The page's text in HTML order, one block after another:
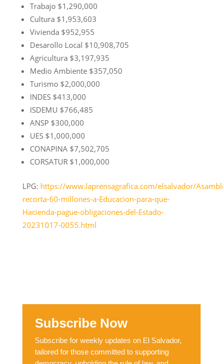
Trabajo $1,290,000
Cultura $1,953,603
Vivienda $952,955
Desarollo Local $10,908,705
Agricultura $3,197,935
Medio Ambiente $357,050
Turismo $2,000,000
INDES $413,000
ISDEMU $766,485
ANSP $300,000
UES $1,000,000
CONAPINA $7,502,705
CORSATUR $1,000,000
LPG: https://www.laprensagrafica.com/elsalvador/
recorta-60-millones-a-Educacion-para-que-
Hacienda-pague-obligaciones-del-Estado-
20231017-0055.html
Subscribe Now
Subscribe for weekly updates on El Salvador,
tailored for those committed to supporting